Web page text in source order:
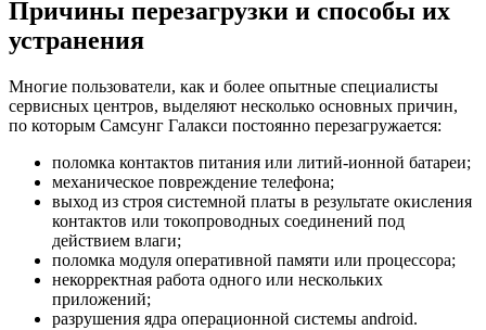
Причины перезагрузки и способы их
устранения
Многие пользователи, как и более опытные специалисты
сервисных центров, выделяют несколько основных причин,
по которым Самсунг Галакси постоянно перезагружается:
поломка контактов питания или литий-ионной батареи;
механическое повреждение телефона;
выход из строя системной платы в результате окисления
контактов или токопроводных соединений под
действием влаги;
поломка модуля оперативной памяти или процессора;
некорректная работа одного или нескольких
приложений;
разрушения ядра операционной системы android.